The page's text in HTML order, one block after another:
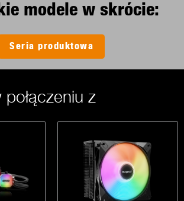
modele w skrócie:
Seria produktowa
z